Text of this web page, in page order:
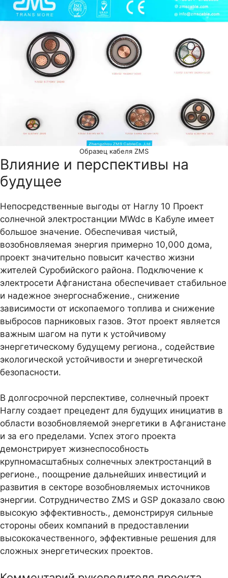
Образец кабеля ZMS
Влияние и перспективы на
будущее
Непосредственные выгоды от Наглу 10 Проект
солнечной электростанции MWdc в Кабуле имеет
большое значение. Обеспечивая чистый,
возобновляемая энергия примерно 10,000 дома,
проект значительно повысит качество жизни
жителей Суробийского района. Подключение к
электросети Афганистана обеспечивает стабильное
и надежное энергоснабжение., снижение
зависимости от ископаемого топлива и снижение
выбросов парниковых газов. Этот проект является
важным шагом на пути к устойчивому
энергетическому будущему региона., содействие
экологической устойчивости и энергетической
безопасности.
В долгосрочной перспективе, солнечный проект
Наглу создает прецедент для будущих инициатив в
области возобновляемой энергетики в Афганистане
и за его пределами. Успех этого проекта
демонстрирует жизнеспособность
крупномасштабных солнечных электростанций в
регионе., поощрение дальнейших инвестиций и
развития в секторе возобновляемых источников
энергии. Сотрудничество ZMS и GSP доказало свою
высокую эффективность., демонстрируя сильные
стороны обеих компаний в предоставлении
высококачественного, эффективные решения для
сложных энергетических проектов.